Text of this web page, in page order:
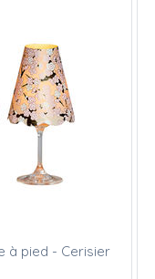
à pied - Cerisier